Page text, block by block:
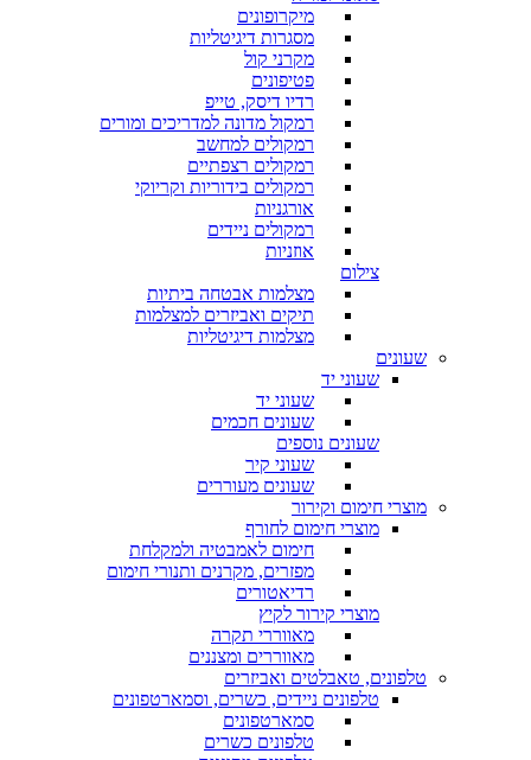
מיקרופונים
מסגרות דיגיטליות
מקרני קול
פטיפונים
רדיו דיסק, טייפ
רמקול מדונה למדריכים ומורים
רמקולים למחשב
רמקולים רצפתיים
רמקולים בידוריות וקריוקי
אורגניות
רמקולים ניידים
אוזניות
צילום
מצלמות אבטחה ביתיות
תיקים ואביזרים למצלמות
מצלמות דיגיטליות
שעונים
שעוני יד
שעוני יד
שעונים חכמים
שעונים נוספים
שעוני קיר
שעונים מעוררים
מוצרי חימום וקירור
מוצרי חימום לחורף
חימום לאמבטיה ולמקלחת
מפזרים, מקרנים ותנורי חימום
רדיאטורים
מוצרי קירור לקיץ
מאווררי תקרה
מאווררים ומצננים
טלפונים, טאבלטים ואביזרים
טלפונים ניידים, כשרים, וסמארטפונים
סמארטפונים
טלפונים כשרים